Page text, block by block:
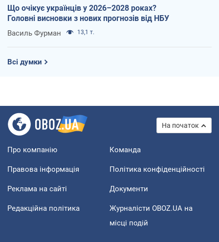
Що очікує українців у 2026–2028 роках?
Головні висновки з нових прогнозів від НБУ
Василь Фурман 13,1 т.
Всі думки
На початок
Про компанію Команда
Правова інформація Політика конфіденційності
Реклама на сайті Документи
Редакційна політика
Журналісти OBOZ.UA на
місці подій